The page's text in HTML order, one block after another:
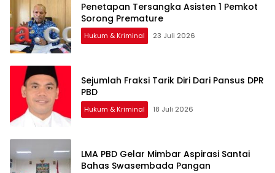
Penetapan Tersangka Asisten 1 Pemkot
Sorong Premature
Hukum & Kriminal 23 Juli 2026
Sejumlah Fraksi Tarik Diri Dari Pansus DPR
PBD
Hukum & Kriminal 18 Juli 2026
LMA PBD Gelar Mimbar Aspirasi Santai
Bahas Swasembada Pangan